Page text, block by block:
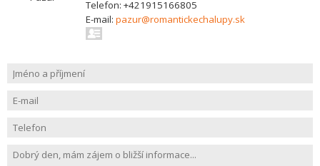
Telefon: +421915166805
E-mail: pazur@romantickechalupy.sk